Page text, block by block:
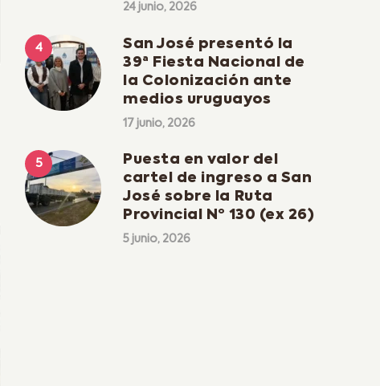
24 junio, 2026
San José presentó la
39ª Fiesta Nacional de
la Colonización ante
medios uruguayos
17 junio, 2026
Puesta en valor del
cartel de ingreso a San
José sobre la Ruta
Provincial Nº 130 (ex 26)
5 junio, 2026